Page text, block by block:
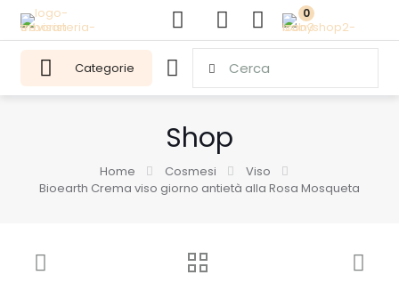
0
Categorie
Shop
Home Cosmesi
Viso
Bioearth Crema viso giorno antietà alla Rosa Mosqueta